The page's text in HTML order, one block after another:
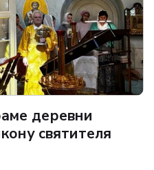
деревни
святителя